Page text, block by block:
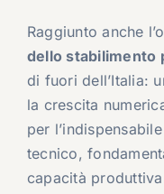
Raggiunto anche
dello stabilimento
di fuori dell’Italia:
la crescita
per
tecnico,
capacità